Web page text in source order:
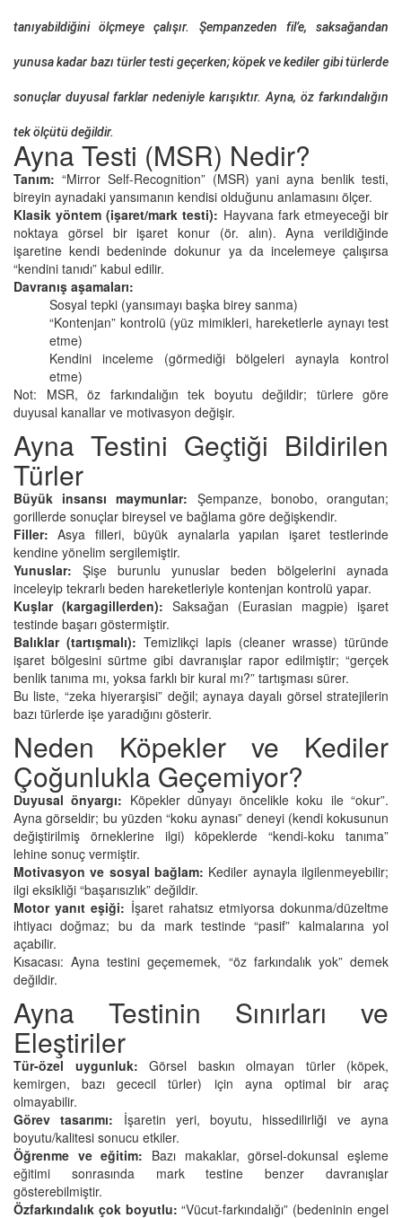
tanıyabildiğini ölçmeye çalışır. Şempanzeden fil’e, saksağandan
yunusa kadar bazı türler testi geçerken; köpek ve kediler gibi türlerde
sonuçlar duyusal farklar nedeniyle karışıktır. Ayna, öz farkındalığın
tek ölçütü değildir.
Ayna Testi (MSR) Nedir?
Tanım: “Mirror Self-Recognition” (MSR) yani ayna benlik testi,
bireyin aynadaki yansımanın kendisi olduğunu anlamasını ölçer.
Klasik yöntem (işaret/mark testi): Hayvana fark etmeyeceği bir
noktaya görsel bir işaret konur (ör. alın). Ayna verildiğinde
işaretine kendi bedeninde dokunur ya da incelemeye çalışırsa
“kendini tanıdı” kabul edilir.
Davranış aşamaları:
Sosyal tepki (yansımayı başka birey sanma)
“Kontenjan” kontrolü (yüz mimikleri, hareketlerle aynayı test
etme)
Kendini inceleme (görmediği bölgeleri aynayla kontrol
etme)
Not: MSR, öz farkındalığın tek boyutu değildir; türlere göre
duyusal kanallar ve motivasyon değişir.
Ayna Testini Geçtiği Bildirilen
Türler
Büyük insansı maymunlar: Şempanze, bonobo, orangutan;
gorillerde sonuçlar bireysel ve bağlama göre değişkendir.
Filler: Asya filleri, büyük aynalarla yapılan işaret testlerinde
kendine yönelim sergilemiştir.
Yunuslar: Şişe burunlu yunuslar beden bölgelerini aynada
inceleyip tekrarlı beden hareketleriyle kontenjan kontrolü yapar.
Kuşlar (kargagillerden): Saksağan (Eurasian magpie) işaret
testinde başarı göstermiştir.
Balıklar (tartışmalı): Temizlikçi lapis (cleaner wrasse) türünde
işaret bölgesini sürtme gibi davranışlar rapor edilmiştir; “gerçek
benlik tanıma mı, yoksa farklı bir kural mı?” tartışması sürer.
Bu liste, “zeka hiyerarşisi” değil; aynaya dayalı görsel stratejilerin
bazı türlerde işe yaradığını gösterir.
Neden Köpekler ve Kediler
Çoğunlukla Geçemiyor?
Duyusal önyargı: Köpekler dünyayı öncelikle koku ile “okur”.
Ayna görseldir; bu yüzden “koku aynası” deneyi (kendi kokusunun
değiştirilmiş örneklerine ilgi) köpeklerde “kendi-koku tanıma”
lehine sonuç vermiştir.
Motivasyon ve sosyal bağlam: Kediler aynayla ilgilenmeyebilir;
ilgi eksikliği “başarısızlık” değildir.
Motor yanıt eşiği: İşaret rahatsız etmiyorsa dokunma/düzeltme
ihtiyacı doğmaz; bu da mark testinde “pasif” kalmalarına yol
açabilir.
Kısacası: Ayna testini geçememek, “öz farkındalık yok” demek
değildir.
Ayna Testinin Sınırları ve
Eleştiriler
Tür-özel uygunluk: Görsel baskın olmayan türler (köpek,
kemirgen, bazı gececil türler) için ayna optimal bir araç
olmayabilir.
Görev tasarımı: İşaretin yeri, boyutu, hissedilirliği ve ayna
boyutu/kalitesi sonucu etkiler.
Öğrenme ve eğitim: Bazı makaklar, görsel-dokunsal eşleme
eğitimi sonrasında mark testine benzer davranışlar
gösterebilmiştir.
Özfarkındalık çok boyutlu: “Vücut-farkındalığı” (bedeninin engel